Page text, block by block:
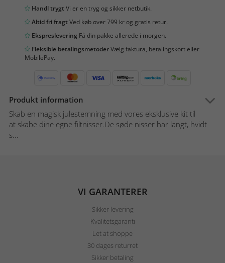
Handl trygtVi er en tryg og sikker netbutik.
Altid fri fragtVed køb over 799 kr og gratis retur.
Ekspreslevering Få din pakke allerede i morgen.
Fleksible betalingsmetoderVælg faktura, betalingskort eller
MobilePay.
Produkt information
Skab en magisk julestemning med vores eksklusive kit til
at skabe dine egne filtnisser.De søde nisser har langt, hvidt
s...
VI GARANTERER
Sikker levering
Kvalitetsgaranti
Let at shoppe
30 dages returret
Sikker betaling